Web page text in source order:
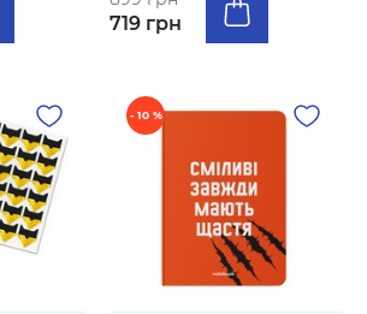
719 грн
- 10 %